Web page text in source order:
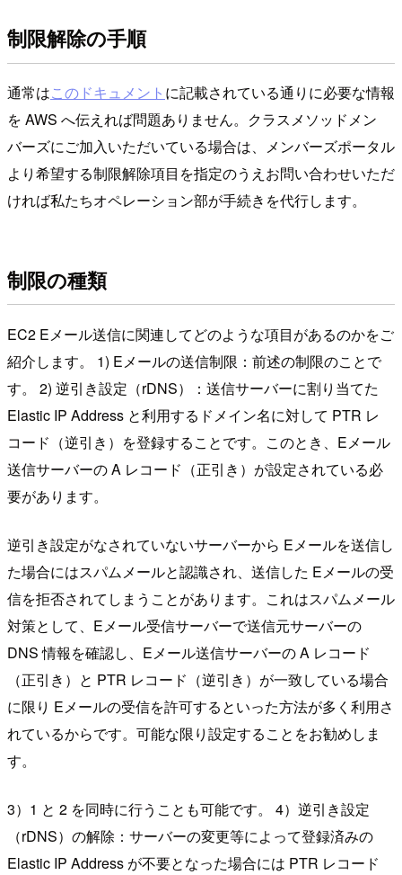
制限解除の手順
通常はこのドキュメント に記載されている通りに必要な情報
を AWS へ伝えれば問題ありません。クラスメソッドメン
バーズにご加入いただいている場合は、メンバーズポータル
より希望する制限解除項目を指定のうえお問い合わせいただ
ければ私たちオペレーション部が手続きを代行します。
制限の種類
EC2 Eメール送信に関連してどのような項目があるのかをご
紹介します。 1) Eメールの送信制限：前述の制限のことで
す。 2) 逆引き設定（rDNS）：送信サーバーに割り当てた
Elastic IP Address と利用するドメイン名に対して PTR レ
コード（逆引き）を登録することです。このとき、Eメール
送信サーバーの A レコード（正引き）が設定されている必
要があります。
逆引き設定がなされていないサーバーから Eメールを送信し
た場合にはスパムメールと認識され、送信した Eメールの受
信を拒否されてしまうことがあります。これはスパムメール
対策として、Eメール受信サーバーで送信元サーバーの
DNS 情報を確認し、Eメール送信サーバーの A レコード
（正引き）と PTR レコード（逆引き）が一致している場合
に限り Eメールの受信を許可するといった方法が多く利用さ
れているからです。可能な限り設定することをお勧めしま
す。
3）1 と 2 を同時に行うことも可能です。 4）逆引き設定
（rDNS）の解除：サーバーの変更等によって登録済みの
Elastic IP Address が不要となった場合には PTR レコード